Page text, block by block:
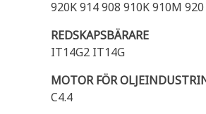
920K 914 908 910K 910M
REDSKAPSBÄRARE
IT14G2 IT14G
MOTOR FÖR
C4.4